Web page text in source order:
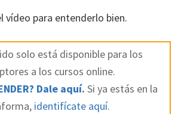
vídeo para entenderlo bien.
solo está disponible para los
a los cursos online.
Dale aquí. Si ya estás en la
identifícate aquí.